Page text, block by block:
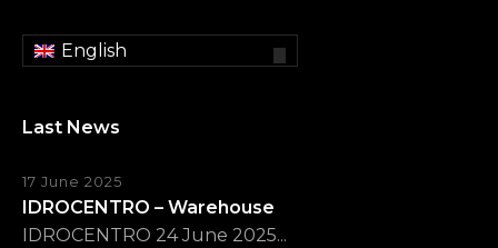
English
Last News
17 June 2025
IDROCENTRO – Warehouse
IDROCENTRO 24 June 2025...